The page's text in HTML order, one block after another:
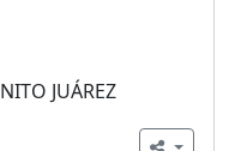
JUÁREZ